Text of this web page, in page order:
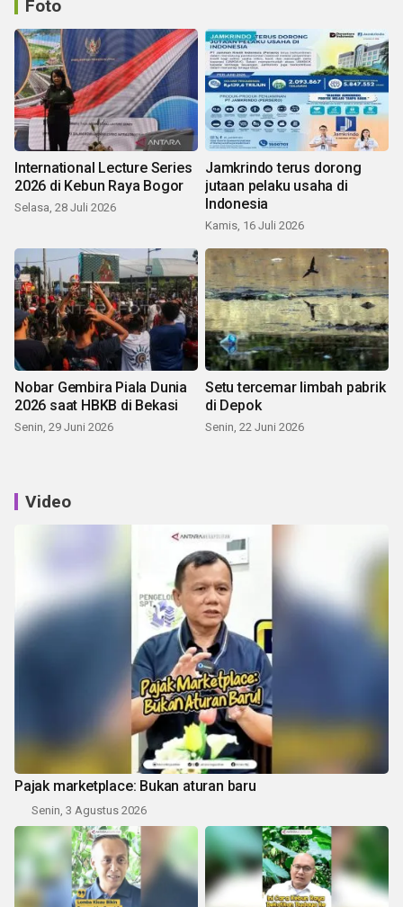
Foto
International Lecture Series
2026 di Kebun Raya Bogor
Selasa, 28 Juli 2026
Jamkrindo terus dorong
jutaan pelaku usaha di
Indonesia
Kamis, 16 Juli 2026
Nobar Gembira Piala Dunia
2026 saat HBKB di Bekasi
Senin, 29 Juni 2026
Setu tercemar limbah pabrik
di Depok
Senin, 22 Juni 2026
Video
Pajak marketplace: Bukan aturan baru
Senin, 3 Agustus 2026